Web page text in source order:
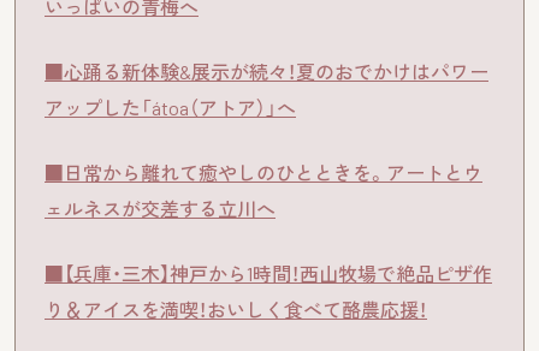
いっぱいの青梅へ
■心踊る新体験&展示が続々！夏のおでかけはパワー
アップした「átoa（アトア）」へ
■日常から離れて癒やしのひとときを。アートとウ
ェルネスが交差する立川へ
■【兵庫・三木】神戸から1時間！西山牧場で絶品ピザ作
り＆アイスを満喫！おいしく食べて酪農応援！